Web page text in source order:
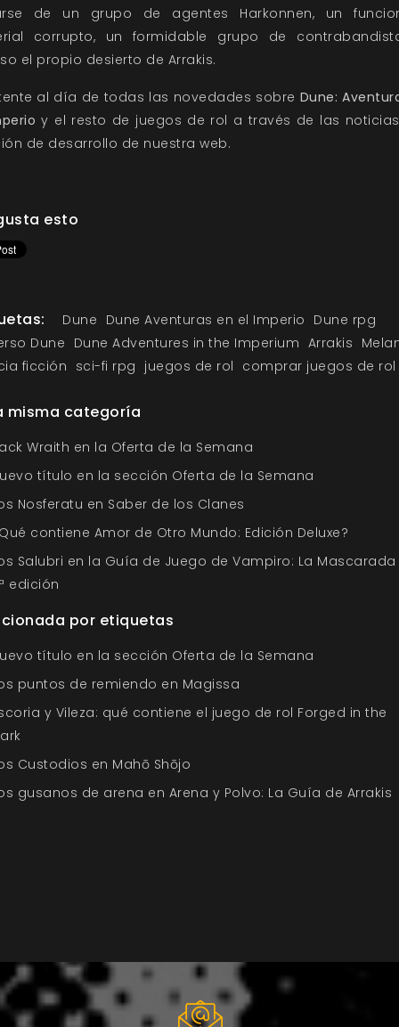
de un grupo de agentes Harkonnen, un
corrupto, un formidable grupo de
el propio desierto de Arrakis.
al día de todas las novedades sobre Dune:
y el resto de juegos de rol a través de las noticias
de desarrollo de nuestra web.
esto
Dune Dune Aventuras en el Imperio Dune rpg
Dune
Dune Adventures in the Imperium Arrakis
ficción sci-fi rpg juegos de rol comprar juegos de rol
misma categoría
Wraith en la Oferta de la Semana
título en la sección Oferta de la Semana
Nosferatu en Saber de los Clanes
contiene Amor de Otro Mundo: Edición Deluxe?
Salubri en la Guía de Juego de Vampiro: La Mascarada
edición
por etiquetas
título en la sección Oferta de la Semana
puntos de remiendo en Magissa
y Vileza: qué contiene el juego de rol Forged in the
Custodios en Mahō Shōjo
gusanos de arena en Arena y Polvo: La Guía de Arrakis